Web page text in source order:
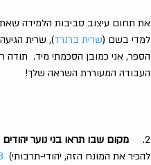
את תחום עיצוב סביבות הלמידה
למדי בשם (שרית ברנרד), שרית
הספר, אני כמובן הסכמתי מיד.
העבודה המעוררת השראה שלך!
2. מקום שבו תראו בני נוער
להכיר את המונח הזה, יהודי-תרבותי)